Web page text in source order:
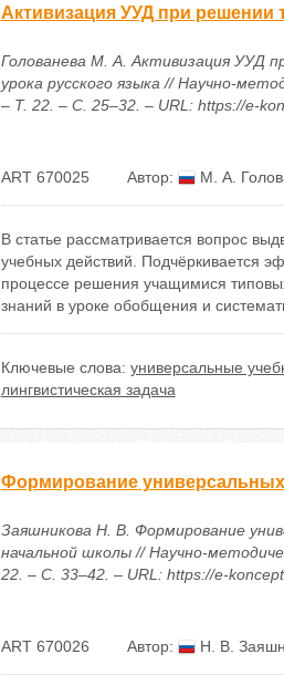
Активизация УУД при решении
Голованева М. А. Активизация УУД
урока русского языка // Научно-
– Т. 22. – С. 25–32. – URL: https://e-
ART 670025 Автор: М. А.
В статье рассматривается вопрос
учебных действий. Подчёркивается
процессе решения учащимися
знаний в уроке обобщения и
Ключевые слова: универсальные
лингвистическая задача
Формирование
Заяшникова Н. В. Формирование
начальной школы // Научно-
22. – С. 33–42. – URL: https://e-
ART 670026 Автор: Н. В.